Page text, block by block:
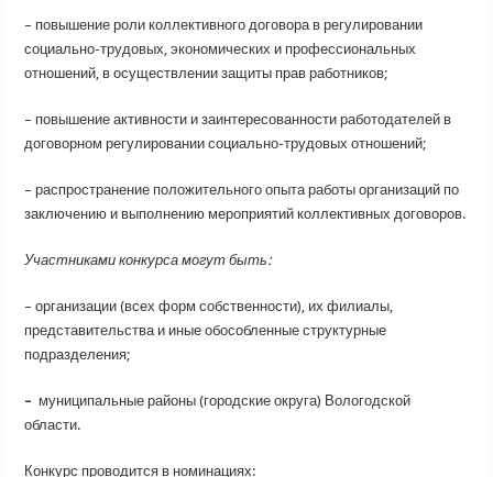
– повышение роли коллективного договора в регулировании
социально-трудовых, экономических и профессиональных
отношений, в осуществлении защиты прав работников;
– повышение активности и заинтересованности работодателей в
договорном регулировании социально-трудовых отношений;
– распространение положительного опыта работы организаций по
заключению и выполнению мероприятий коллективных договоров.
Участниками конкурса могут быть:
– организации (всех форм собственности), их филиалы,
представительства и иные обособленные структурные
подразделения;
– муниципальные районы (городские округа) Вологодской
области.
Конкурс проводится в номинациях: